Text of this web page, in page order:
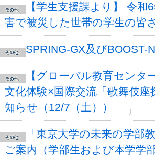
【学生支援課より】 令
害で被災した世帯の学生の皆
SPRING-GX及びBOOST-
【グローバル教育センタ
文化体験×国際交流「歌舞伎
知らせ（12/7（土））
「東京大学の未来の学部
ご案内（学部生および本学学